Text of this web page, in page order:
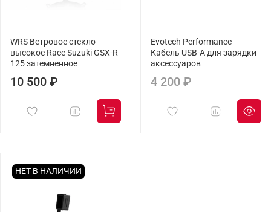
WRS Ветровое стекло
высокое Race Suzuki GSX-R
125 затемненное
10 500 ₽
Evotech Performance
Кабель USB-A для зарядки
аксессуаров
4 200 ₽
НЕТ В НАЛИЧИИ